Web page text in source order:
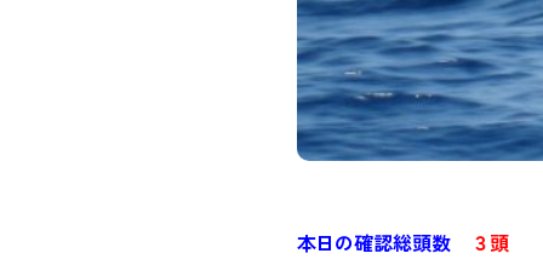
本日の確認総頭数
３頭